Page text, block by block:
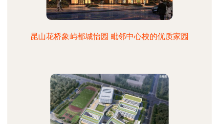
昆山花桥象屿都城怡园 毗邻中心校的优质家园